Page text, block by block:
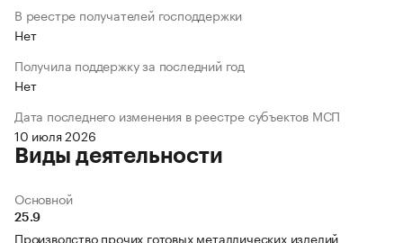
В реестре получателей господдержки
Нет
Получила поддержку за последний год
Нет
Дата последнего изменения в реестре субъектов МСП
10 июля 2026
Виды деятельности
Основной
25.9
Производство прочих готовых металлических изделий